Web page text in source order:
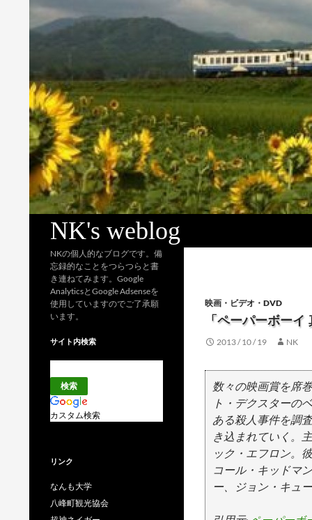
NK's weblog
映画・ビデオ・DVD
「ペーパーボーイ
2013 / 10 / 19 NK
数々の映画賞を席
ト・デクスターの
ある殺人事件を調
き込まれていく。
ック・エフロン。
コール・キッドマ
ー、ジョン・キュ
NKの個人的なブログです。備
忘録的なことをつらつらと書
き連ねてみます。Google
AnalyticsとGoogle Adsenseを
使用していますのでご了承願
います。
サイト内検索
カスタム検索
リンク
なんも大学
八峰町観光協会